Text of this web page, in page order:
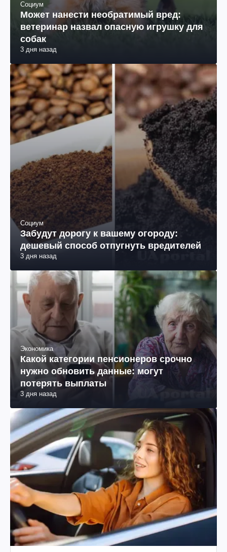
Социум
Может нанести необратимый вред:
ветеринар назвал опасную игрушку для
собак
3 дня назад
Социум
Забудут дорогу к вашему огороду:
дешевый способ отпугнуть вредителей
3 дня назад
Экономика
Какой категории пенсионеров срочно
нужно обновить данные: могут
потерять выплаты
3 дня назад